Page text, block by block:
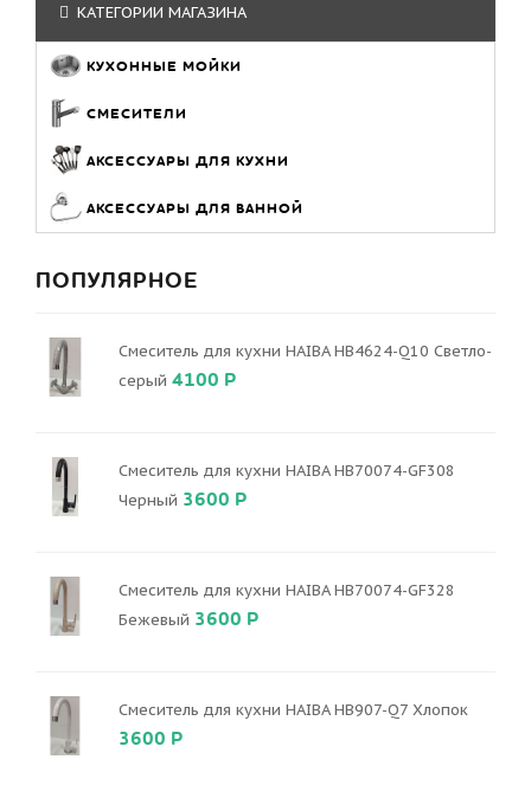
КАТЕГОРИИ МАГАЗИНА
КУХОННЫЕ МОЙКИ
СМЕСИТЕЛИ
АКСЕССУАРЫ ДЛЯ КУХНИ
АКСЕССУАРЫ ДЛЯ ВАННОЙ
ПОПУЛЯРНОЕ
Смеситель для кухни HAIBA HB4624-Q10 Светло-
серый 4100 Р
Смеситель для кухни HAIBA HB70074-GF308
Черный 3600 Р
Смеситель для кухни HAIBA HB70074-GF328
Бежевый 3600 Р
Смеситель для кухни HAIBA HB907-Q7 Хлопок
3600 Р